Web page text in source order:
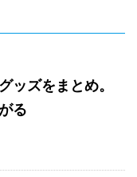
ッズをまとめ。
る